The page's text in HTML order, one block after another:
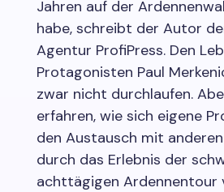
Jahren auf der
habe, schreibt der Autor
Agentur ProfiPress. Den
Protagonisten Paul
zwar nicht durchlaufen.
erfahren, wie sich eigene
den Austausch mit
durch das Erlebnis der
achttägigen Ardennentour